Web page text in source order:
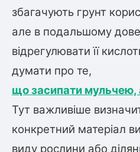
збагачують грунт
але в подальшому
відрегулювати її
думати про те,
що засипати мульчею,
Тут важливіше
конкретний матеріал
виду рослини або